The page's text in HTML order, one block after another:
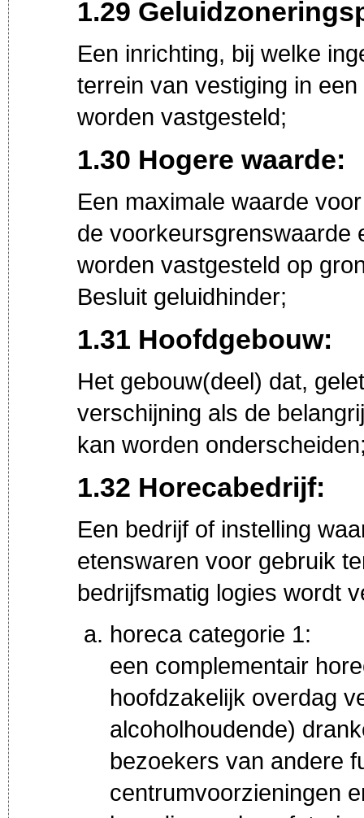
1.29
Een inrichting, bij welke
terrein van vestiging in
worden vastgesteld;
1.30 Hogere waarde:
Een maximale waarde
de voorkeursgrenswaarde
worden vastgesteld op
Besluit geluidhinder;
1.31 Hoofdgebouw:
Het gebouw(deel) dat,
verschijning als de
kan worden
1.32 Horecabedrijf:
Een bedrijf of instelling
etenswaren voor gebruik
bedrijfsmatig logies wordt
horeca categorie 1:
een complementair
hoofdzakelijk overdag
alcoholhoudende)
bezoekers van andere
centrumvoorzieningen